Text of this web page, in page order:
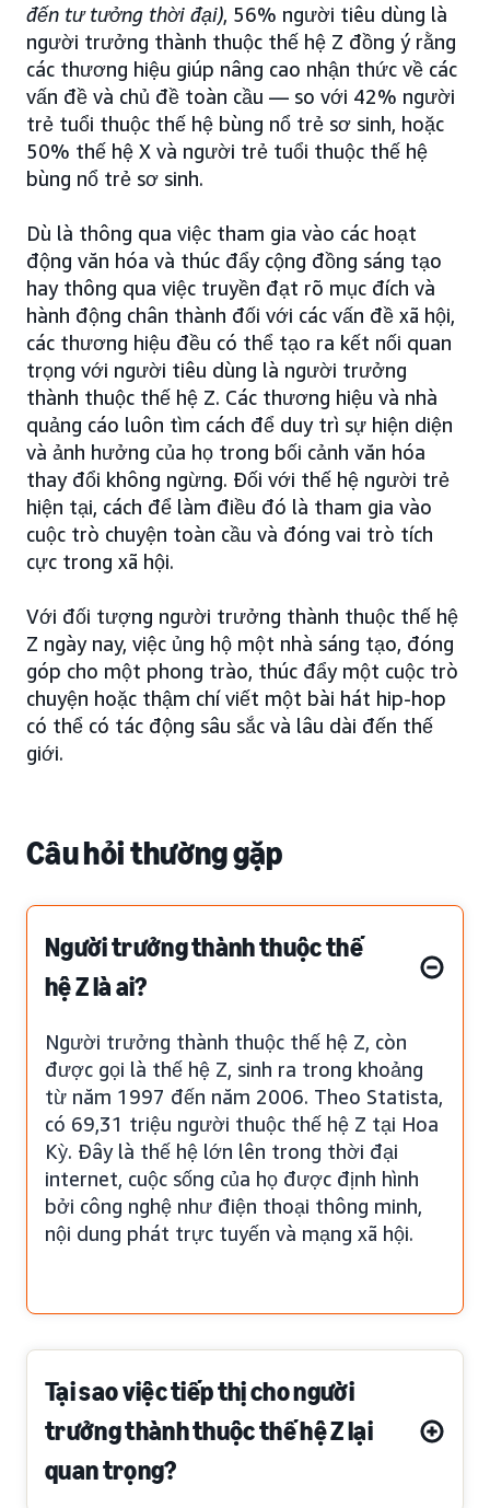
đến tư tưởng thời đại), 56% người tiêu dùng là
người trưởng thành thuộc thế hệ Z đồng ý rằng
các thương hiệu giúp nâng cao nhận thức về các
vấn đề và chủ đề toàn cầu — so với 42% người
trẻ tuổi thuộc thế hệ bùng nổ trẻ sơ sinh, hoặc
50% thế hệ X và người trẻ tuổi thuộc thế hệ
bùng nổ trẻ sơ sinh.
Dù là thông qua việc tham gia vào các hoạt
động văn hóa và thúc đẩy cộng đồng sáng tạo
hay thông qua việc truyền đạt rõ mục đích và
hành động chân thành đối với các vấn đề xã hội,
các thương hiệu đều có thể tạo ra kết nối quan
trọng với người tiêu dùng là người trưởng
thành thuộc thế hệ Z. Các thương hiệu và nhà
quảng cáo luôn tìm cách để duy trì sự hiện diện
và ảnh hưởng của họ trong bối cảnh văn hóa
thay đổi không ngừng. Đối với thế hệ người trẻ
hiện tại, cách để làm điều đó là tham gia vào
cuộc trò chuyện toàn cầu và đóng vai trò tích
cực trong xã hội.
Với đối tượng người trưởng thành thuộc thế hệ
Z ngày nay, việc ủng hộ một nhà sáng tạo, đóng
góp cho một phong trào, thúc đẩy một cuộc trò
chuyện hoặc thậm chí viết một bài hát hip-hop
có thể có tác động sâu sắc và lâu dài đến thế
giới.
Câu hỏi thường gặp
Người trưởng thành thuộc thế
hệ Z là ai?
Người trưởng thành thuộc thế hệ Z, còn
được gọi là thế hệ Z, sinh ra trong khoảng
từ năm 1997 đến năm 2006. Theo Statista,
có 69,31 triệu người thuộc thế hệ Z tại Hoa
Kỳ. Đây là thế hệ lớn lên trong thời đại
internet, cuộc sống của họ được định hình
bởi công nghệ như điện thoại thông minh,
nội dung phát trực tuyến và mạng xã hội.
Tại sao việc tiếp thị cho người
trưởng thành thuộc thế hệ Z lại
quan trọng?